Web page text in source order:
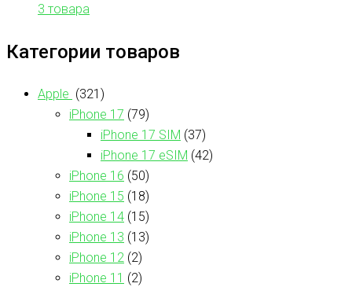
3 товара
Категории товаров
Apple (321)
iPhone 17 (79)
iPhone 17 SIM (37)
iPhone 17 eSIM (42)
iPhone 16 (50)
iPhone 15 (18)
iPhone 14 (15)
iPhone 13 (13)
iPhone 12 (2)
iPhone 11 (2)